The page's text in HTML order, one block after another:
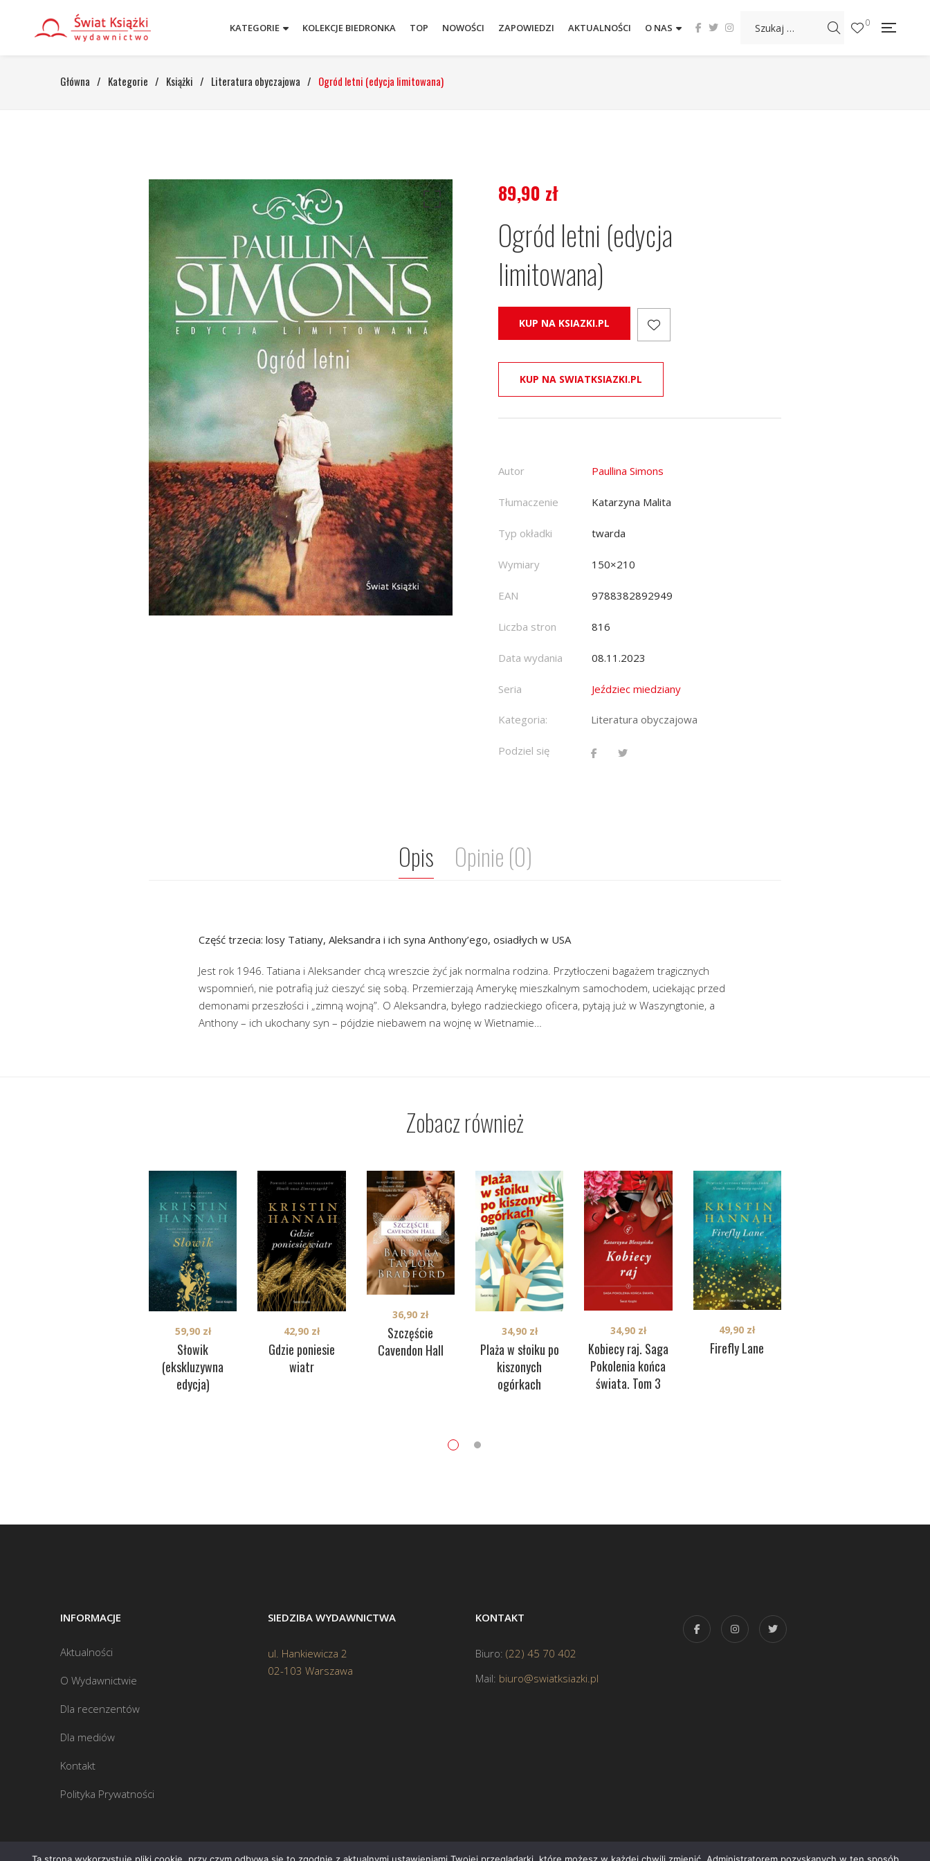
KATEGORIE KOLEKCJE BIEDRONKA TOP NOWOŚCI ZAPOWIEDZI AKTUALNOŚCI O NAS 0
Główna / Kategorie / Książki / Literatura obyczajowa / Ogród letni (edycja limitowana)
89,90 zł
Ogród letni (edycja
limitowana)
KUP NA KSIAZKI.PL
KUP NA SWIATKSIAZKI.PL
Autor Paullina Simons
Tłumaczenie Katarzyna Malita
Typ okładki twarda
Wymiary 150×210
EAN 9788382892949
Liczba stron 816
Data wydania 08.11.2023
Seria Jeździec miedziany
Kategoria: Literatura obyczajowa
Podziel się
Opis Opinie (0)
Część trzecia: losy Tatiany, Aleksandra i ich syna Anthony’ego, osiadłych w USA
Jest rok 1946. Tatiana i Aleksander chcą wreszcie żyć jak normalna rodzina. Przytłoczeni bagażem tragicznych
wspomnień, nie potrafią już cieszyć się sobą. Przemierzają Amerykę mieszkalnym samochodem, uciekając przed
demonami przeszłości i „zimną wojną”. O Aleksandra, byłego radzieckiego oficera, pytają już w Waszyngtonie, a
Anthony – ich ukochany syn – pójdzie niebawem na wojnę w Wietnamie…
Zobacz również
Słowik
(ekskluzywna
edycja)
59,90 zł
Gdzie poniesie
wiatr
42,90 zł
Szczęście
Cavendon Hall
36,90 zł
Plaża w słoiku po
kiszonych
ogórkach
34,90 zł
Kobiecy raj. Saga
Pokolenia końca
świata. Tom 3
34,90 zł
Firefly Lane
49,90 zł
INFORMACJE
Aktualności
O Wydawnictwie
Dla recenzentów
Dla mediów
Kontakt
Polityka Prywatności
SIEDZIBA WYDAWNICTWA
ul. Hankiewicza 2
02-103 Warszawa
KONTAKT
Biuro: (22) 45 70 402
Mail: biuro@swiatksiazki.pl